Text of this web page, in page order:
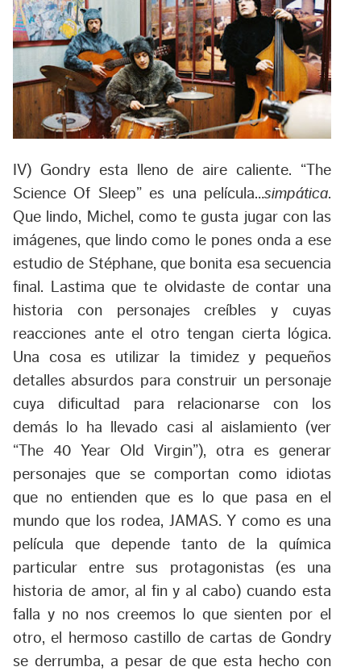
IV) Gondry esta lleno de aire caliente. “The
Science Of Sleep” es una película…simpática.
Que lindo, Michel, como te gusta jugar con las
imágenes, que lindo como le pones onda a ese
estudio de Stéphane, que bonita esa secuencia
final. Lastima que te olvidaste de contar una
historia con personajes creíbles y cuyas
reacciones ante el otro tengan cierta lógica.
Una cosa es utilizar la timidez y pequeños
detalles absurdos para construir un personaje
cuya dificultad para relacionarse con los
demás lo ha llevado casi al aislamiento (ver
“The 40 Year Old Virgin”), otra es generar
personajes que se comportan como idiotas
que no entienden que es lo que pasa en el
mundo que los rodea, JAMAS. Y como es una
película que depende tanto de la química
particular entre sus protagonistas (es una
historia de amor, al fin y al cabo) cuando esta
falla y no nos creemos lo que sienten por el
otro, el hermoso castillo de cartas de Gondry
se derrumba, a pesar de que esta hecho con